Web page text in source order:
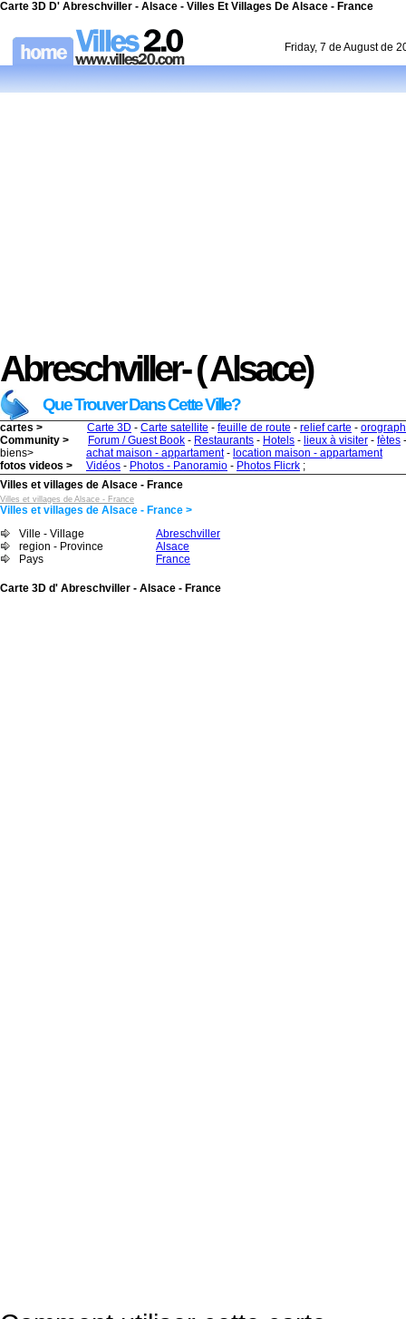
Carte 3D D' Abreschviller - Alsace - Villes Et Villages De Alsace - France
Friday, 7 de August de
Abreschviller- ( Alsace)
Que Trouver Dans Cette Ville?
cartes > Carte 3D - Carte satellite - feuille de route - relief carte -
Community >
Forum / Guest Book - Restaurants - Hotels - lieux à visiter - fètes
biens>
achat maison - appartament- location maison - appartament
fotos videos >
Vidéos - Photos - Panoramio - Photos Flicrk ;
Villes et villages de Alsace - France
Villes et villages de Alsace - France
Villes et villages de Alsace - France >
Ville - Village
Abreschviller
region - Province
Alsace
Pays
France
Carte 3D d' Abreschviller - Alsace - France